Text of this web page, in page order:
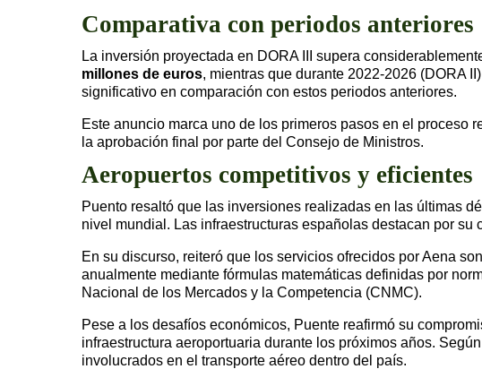
Comparativa con periodos anteriores
La inversión proyectada en DORA III supera
millones de euros, mientras que durante 2022-2026 (DORA
significativo en comparación con estos periodos anteriores.
Este anuncio marca uno de los primeros pasos en el proceso
la aprobación final por parte del Consejo de Ministros.
Aeropuertos competitivos y eficientes
Puento resaltó que las inversiones realizadas en las últimas
nivel mundial. Las infraestructuras españolas destacan por
En su discurso, reiteró que los servicios ofrecidos por Aena
anualmente mediante fórmulas matemáticas definidas por
Nacional de los Mercados y la Competencia (CNMC).
Pese a los desafíos económicos, Puente reafirmó su
infraestructura aeroportuaria durante los próximos años.
involucrados en el transporte aéreo dentro del país.